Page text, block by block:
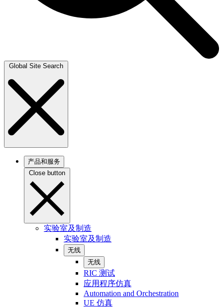
Global Site Search
产品和服务
Close button
实验室及制造
实验室及制造
无线
无线
RIC 测试
应用程序仿真
Automation and Orchestration
UE 仿真